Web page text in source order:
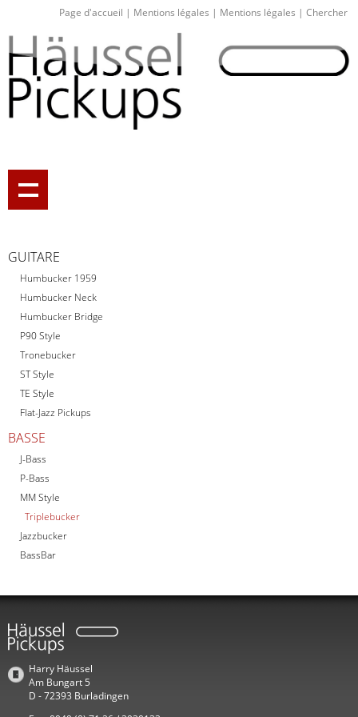
Page d'accueil | Mentions légales | Mentions légales | Chercher
GUITARE
Humbucker 1959
Humbucker Neck
Humbucker Bridge
P90 Style
Tronebucker
ST Style
TE Style
Flat-Jazz Pickups
BASSE
J-Bass
P-Bass
MM Style
Triplebucker
Jazzbucker
BassBar
Harry Häussel
Am Bungart 5
D - 72393 Burladingen